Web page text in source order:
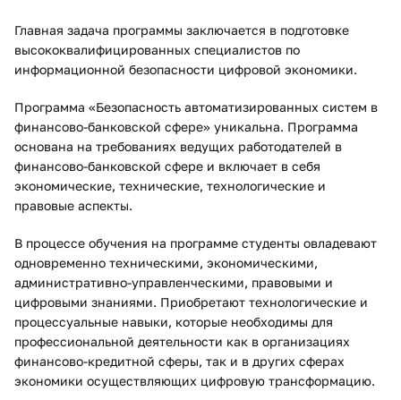
Главная задача программы заключается в подготовке
высококвалифицированных специалистов по
информационной безопасности цифровой экономики.
Программа «Безопасность автоматизированных систем в
финансово-банковской сфере» уникальна. Программа
основана на требованиях ведущих работодателей в
финансово-банковской сфере и включает в себя
экономические, технические, технологические и
правовые аспекты.
В процессе обучения на программе студенты овладевают
одновременно техническими, экономическими,
административно-управленческими, правовыми и
цифровыми знаниями. Приобретают технологические и
процессуальные навыки, которые необходимы для
профессиональной деятельности как в организациях
финансово-кредитной сферы, так и в других сферах
экономики осуществляющих цифровую трансформацию.